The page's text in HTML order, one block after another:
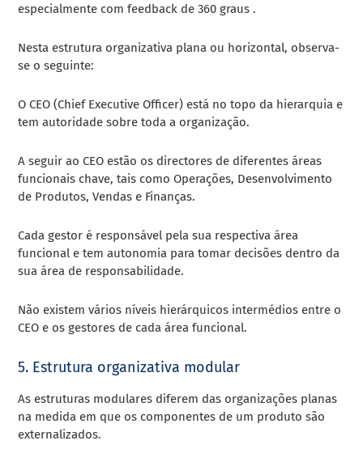
especialmente com feedback de 360 graus .
Nesta estrutura organizativa plana ou horizontal, observa-
se o seguinte:
O CEO (Chief Executive Officer) está no topo da hierarquia e
tem autoridade sobre toda a organização.
A seguir ao CEO estão os directores de diferentes áreas
funcionais chave, tais como Operações, Desenvolvimento
de Produtos, Vendas e Finanças.
Cada gestor é responsável pela sua respectiva área
funcional e tem autonomia para tomar decisões dentro da
sua área de responsabilidade.
Não existem vários níveis hierárquicos intermédios entre o
CEO e os gestores de cada área funcional.
5. Estrutura organizativa modular
As estruturas modulares diferem das organizações planas
na medida em que os componentes de um produto são
externalizados.